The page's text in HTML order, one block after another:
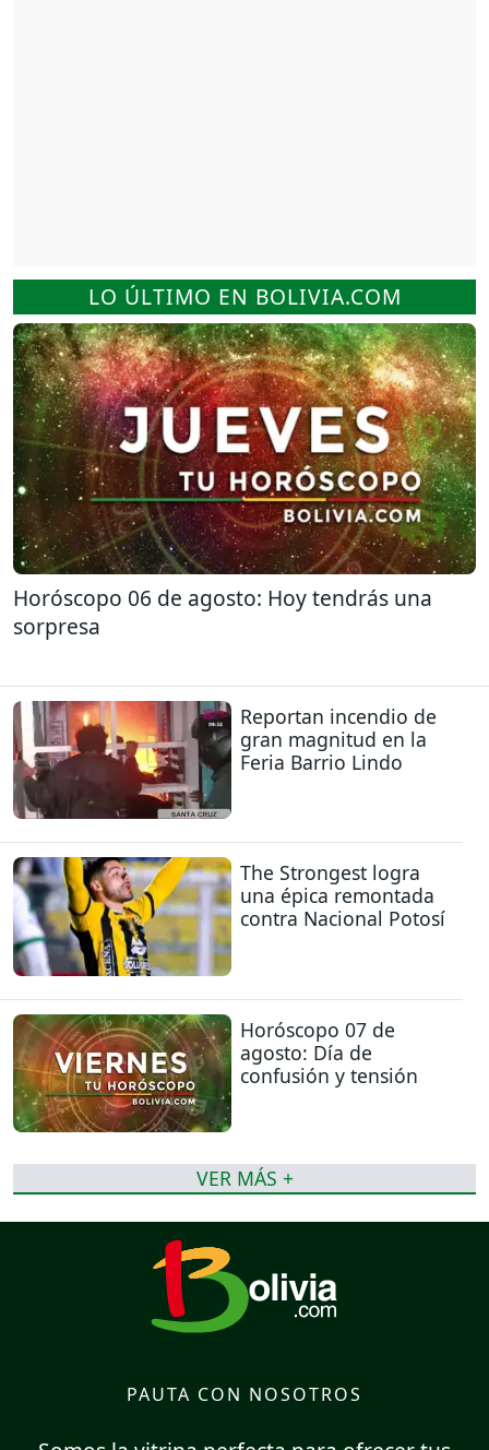
LO ÚLTIMO EN BOLIVIA.COM
Horóscopo 06 de agosto: Hoy tendrás una
sorpresa
Reportan incendio de
gran magnitud en la
Feria Barrio Lindo
The Strongest logra
una épica remontada
contra Nacional Potosí
Horóscopo 07 de
agosto: Día de
confusión y tensión
VER MÁS +
PAUTA CON NOSOTROS